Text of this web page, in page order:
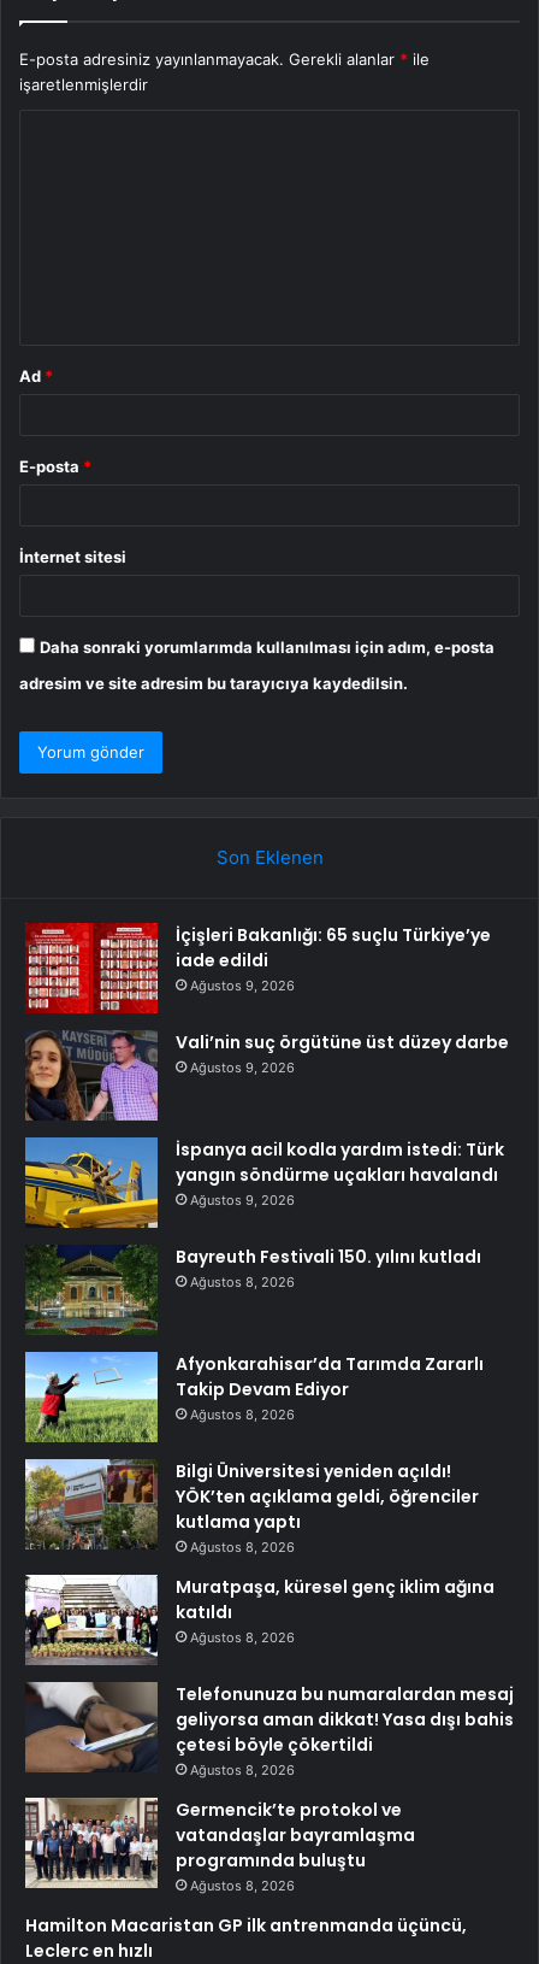
E-posta adresiniz yayınlanmayacak. Gerekli alanlar * ile
işaretlenmişlerdir
Ad *
E-posta *
İnternet sitesi
Daha sonraki yorumlarımda kullanılması için adım, e-posta
adresim ve site adresim bu tarayıcıya kaydedilsin.
Son Eklenen
İçişleri Bakanlığı: 65 suçlu Türkiye’ye
iade edildi
Ağustos 9, 2026
Vali’nin suç örgütüne üst düzey darbe
Ağustos 9, 2026
İspanya acil kodla yardım istedi: Türk
yangın söndürme uçakları havalandı
Ağustos 9, 2026
Bayreuth Festivali 150. yılını kutladı
Ağustos 8, 2026
Afyonkarahisar’da Tarımda Zararlı
Takip Devam Ediyor
Ağustos 8, 2026
Bilgi Üniversitesi yeniden açıldı!
YÖK’ten açıklama geldi, öğrenciler
kutlama yaptı
Ağustos 8, 2026
Muratpaşa, küresel genç iklim ağına
katıldı
Ağustos 8, 2026
Telefonunuza bu numaralardan mesaj
geliyorsa aman dikkat! Yasa dışı bahis
çetesi böyle çökertildi
Ağustos 8, 2026
Germencik’te protokol ve
vatandaşlar bayramlaşma
programında buluştu
Ağustos 8, 2026
Hamilton Macaristan GP ilk antrenmanda üçüncü,
Leclerc en hızlı